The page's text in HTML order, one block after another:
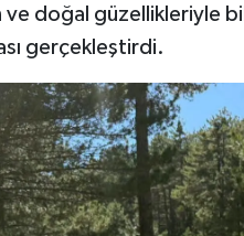
ve doğal güzellikleriyle
gerçekleştirdi.